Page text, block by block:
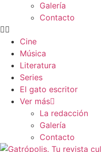
Galería
Contacto
Cine
Música
Literatura
Series
El gato escritor
Ver más
La redacción
Galería
Contacto